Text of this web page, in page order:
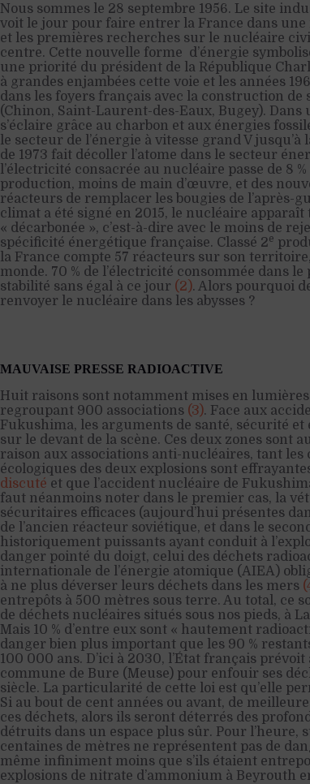
Nous sommes le 28 septembre 1956. Le site
voit le jour pour faire entrer la France dans
et les premières recherches sur le nucléaire
centre. Cette nouvelle forme d’énergie
une priorité du président de la République
à grandes enjambées cette voie et les années
dans les foyers français avec la construction de
(Chinon, Saint-Laurent-des-Eaux, Bugey). Dans
s’éclaire grâce au charbon et aux énergies
le secteur de l’énergie à vitesse grand V
de 1973 fait décoller l’atome dans le secteur
l’électricité consacrée au nucléaire passe de 8 %
production, moins de main d’œuvre, et des
réacteurs de remplacer les bougies de l’après-
climat a été signé en 2015, le nucléaire
« décarbonée », c’est-à-dire avec le moins de
spécificité énergétique française. Classé 2e
la France compte 57 réacteurs sur son
monde. 70 % de l’électricité consommée dans
stabilité sans égal à ce jour (2). Alors pourquoi
renvoyer le nucléaire dans les abysses ?
MAUVAISE PRESSE RADIOACTIVE
Huit raisons sont notamment mises en
regroupant 900 associations (3). Face aux
Fukushima, les arguments de santé, sécurité
sur le devant de la scène. Ces deux zones sont
raison aux associations anti-nucléaires, tant les
écologiques des deux explosions sont
discuté et que l’accident nucléaire de
faut néanmoins noter dans le premier cas, la
sécuritaires efficaces (aujourd’hui présentes
de l’ancien réacteur soviétique, et dans le
historiquement puissants ayant conduit à
danger pointé du doigt, celui des déchets
internationale de l’énergie atomique (AIEA)
à ne plus déverser leurs déchets dans les mers
entrepôts à 500 mètres sous terre. Au total, ce
de déchets nucléaires situés sous nos pieds, à
Mais 10 % d’entre eux sont « hautement
danger bien plus important que les 90 %
100 000 ans. D’ici à 2030, l’État français
commune de Bure (Meuse) pour enfouir ses
siècle. La particularité de cette loi est qu’elle
Si au bout de cent années ou avant, de
ces déchets, alors ils seront déterrés des
détruits dans un espace plus sûr. Pour l’heure,
centaines de mètres ne représentent pas de
même infiniment moins que s’ils étaient
explosions de nitrate d’ammonium à Beyrouth